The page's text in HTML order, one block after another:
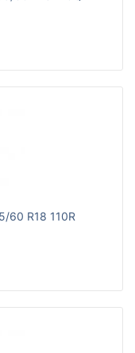
60 R18 110R